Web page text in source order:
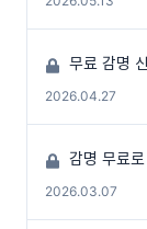
무료 감명
2026.04.27
감명 무료
2026.03.07